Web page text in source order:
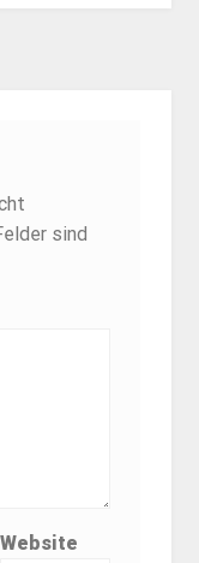
sind
Website